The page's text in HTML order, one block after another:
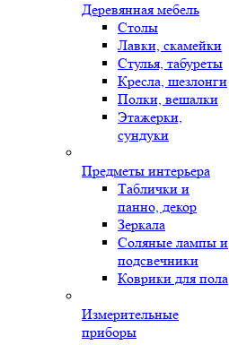
Деревянная мебель
Столы
Лавки, скамейки
Стулья, табуреты
Кресла, шезлонги
Полки, вешалки
Этажерки,
сундуки
Предметы интерьера
Таблички и
панно, декор
Зеркала
Соляные лампы и
подсвечники
Коврики для пола
Измерительные
приборы